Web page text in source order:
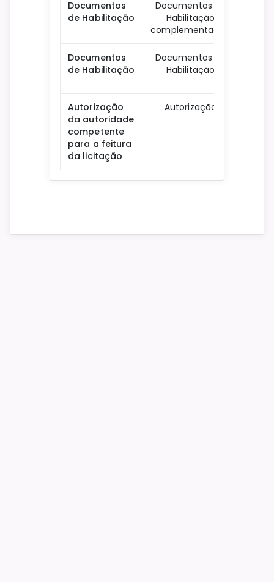
Documentos
de Habilitação
Documentos de
Habilitação
complementação
Documentos
de Habilitação
Documentos de
Habilitação
Autorização
da autoridade
competente
para a feitura
da licitação
Autorização